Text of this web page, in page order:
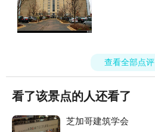
查看全部点评
看了该景点的人还看了
芝加哥建筑学会